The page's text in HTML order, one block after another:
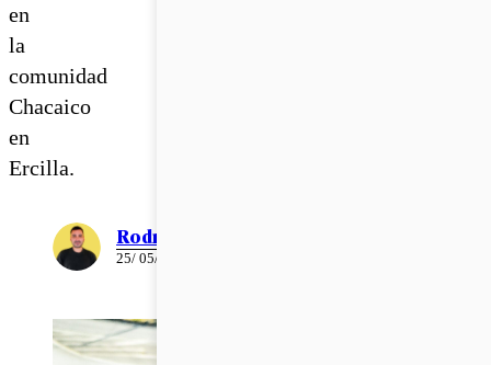
en
la
comunidad
Chacaico
en
Ercilla.
Rodrigo León
25/ 05/ 2022